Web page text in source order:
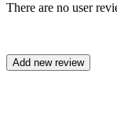
There are no user